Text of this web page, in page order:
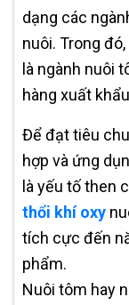
dạng các
nuôi. Trong
là ngành nuôi
hàng xuất
Để đạt tiêu
hợp và ứng
là yếu tố then
thổi khí oxy
tích cực đến
phẩm.
Nuôi tôm hay